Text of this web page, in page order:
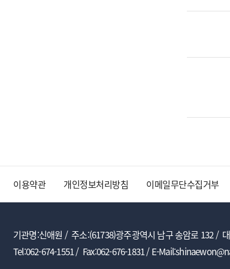
이용약관 개인정보처리방침 이메일무단수집거부
기관명:신애원 / 주소:(61738)광주광역시 남구 송암로 132 /
Tel:062-674-1551 / Fax:062-676-1831 / E-